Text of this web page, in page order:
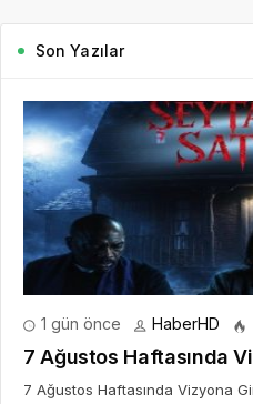
Son Yazılar
1 gün önce HaberHD
7 Ağustos Haftasında
7 Ağustos Haftasında Vizyona